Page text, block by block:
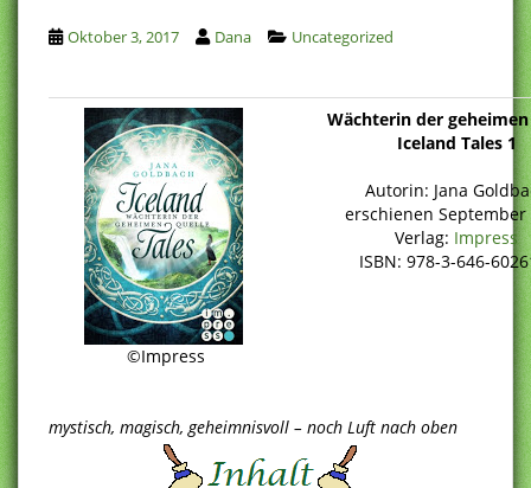
Oktober 3, 2017 Dana Uncategorized
©Impress
Wächterin der
Iceland Tales 1
Autorin: Jana
erschienen September
Verlag: Impress
ISBN: 978-3-646-
mystisch, magisch, geheimnisvoll – noch Luft nach oben